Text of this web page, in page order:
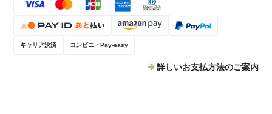
キャリア決済 コンビニ・Pay-easy
詳しいお支払方法のご案内